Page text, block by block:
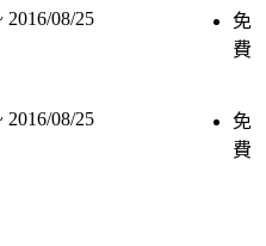
2016/08/25
免
費
2016/08/25
免
費